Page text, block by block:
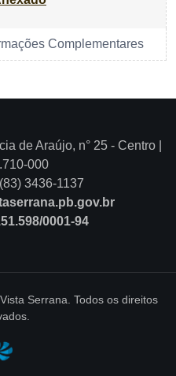
Complementares
de Araújo, n° 25 - Centro |
000
3436-1137
0001-94
Serrana. Todos os direitos